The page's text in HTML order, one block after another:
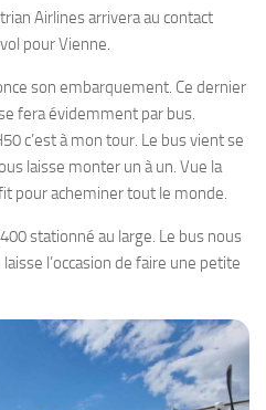
Airlines arrivera au contact
pour Vienne.
son embarquement. Ce dernier
fera évidemment par bus.
c’est à mon tour. Le bus vient se
laisse monter un à un. Vue la
pour acheminer tout le monde.
stationné au large. Le bus nous
l’occasion de faire une petite